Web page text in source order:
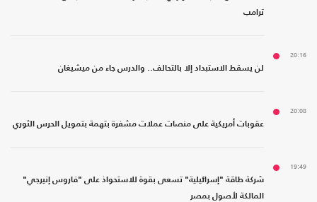
ترامب
20:16
لن يسقط الاستبداد إلا بالتحالف.. والدرس جاء من ميشيغان
20:08
عقوبات أمريكية على منصات عملات مشفرة بتهمة بتمويل الحرس الثوري
19:49
شركة طاقة "إسرائيلية" تسعى بقوة للاستحواذ على "فاروس إنيرجي"
المالكة لأصول بمصر